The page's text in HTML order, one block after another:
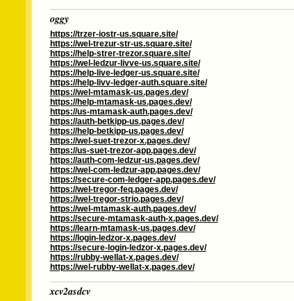
oggy
https://trzer-iostr-us.square.site/
https://wel-trezur-str-us.square.site/
https://help-strer-trezor.square.site/
https://wel-ledzur-livve-us.square.site/
https://help-live-ledger-us.square.site/
https://help-livv-ledger-auth.square.site/
https://wel-mtamask-us.pages.dev/
https://help-mtamask-us.pages.dev/
https://us-mtamask-auth.pages.dev/
https://auth-betkipp-us.pages.dev/
https://help-betkipp-us.pages.dev/
https://wel-suet-trezor-x.pages.dev/
https://us-suet-trezor-app.pages.dev/
https://auth-com-ledzur-us.pages.dev/
https://wel-com-ledzur-app.pages.dev/
https://secure-com-ledger-app.pages.dev/
https://wel-tregor-feq.pages.dev/
https://wel-tregor-strio.pages.dev/
https://wel-mtamask-auth.pages.dev/
https://secure-mtamask-auth-x.pages.dev/
https://learn-mtamask-us.pages.dev/
https://login-ledzor-x.pages.dev/
https://secure-login-ledzor-x.pages.dev/
https://rubby-wellat-x.pages.dev/
https://wel-rubby-wellat-x.pages.dev/
xcv2asdcv